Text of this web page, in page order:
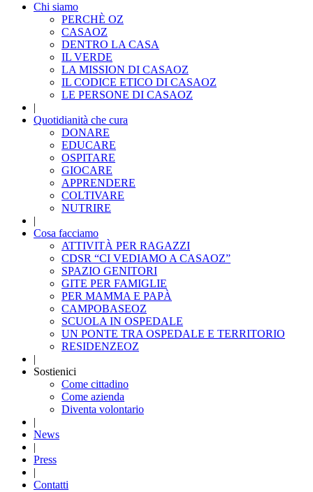
Chi siamo
PERCHÈ OZ
CASAOZ
DENTRO LA CASA
IL VERDE
LA MISSION DI CASAOZ
IL CODICE ETICO DI CASAOZ
LE PERSONE DI CASAOZ
|
Quotidianità che cura
DONARE
EDUCARE
OSPITARE
GIOCARE
APPRENDERE
COLTIVARE
NUTRIRE
|
Cosa facciamo
ATTIVITÀ PER RAGAZZI
CDSR “CI VEDIAMO A CASAOZ”
SPAZIO GENITORI
GITE PER FAMIGLIE
PER MAMMA E PAPÀ
CAMPOBASEOZ
SCUOLA IN OSPEDALE
UN PONTE TRA OSPEDALE E TERRITORIO
RESIDENZEOZ
|
Sostienici
Come cittadino
Come azienda
Diventa volontario
|
News
|
Press
|
Contatti